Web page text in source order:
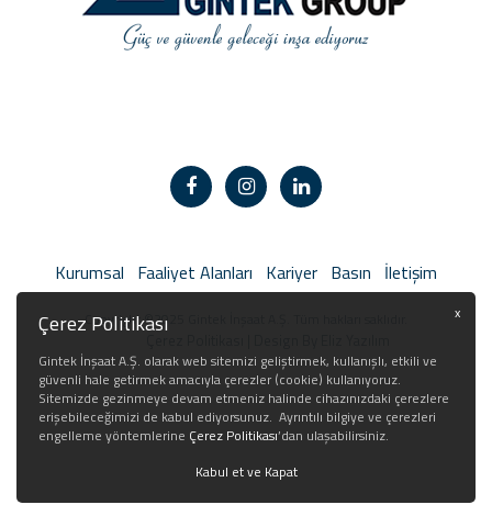
Kurumsal Faaliyet Alanları Kariyer Basın İletişim
Copyright ©2025 Gintek İnşaat A.Ş. Tüm hakları saklıdır. x
Çerez Politikası
Gintek İnşaat A.Ş. olarak web sitemizi geliştirmek, kullanışlı, etkili ve
güvenli hale getirmek amacıyla çerezler (cookie) kullanıyoruz.
Sitemizde gezinmeye devam etmeniz halinde cihazınızdaki çerezlere
erişebileceğimizi de kabul ediyorsunuz. Ayrıntılı bilgiye ve çerezleri
engelleme yöntemlerine Çerez Politikası’dan ulaşabilirsiniz.
Kabul et ve Kapat